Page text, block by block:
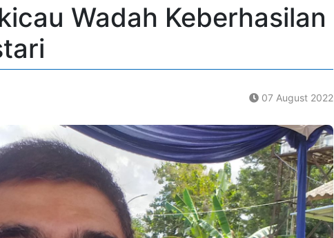
Wadah Keberhasilan
07 August 2022